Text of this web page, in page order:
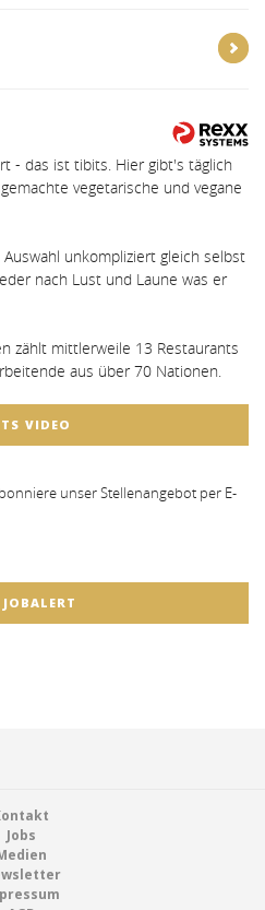
- das ist tibits. Hier gibt's täglich
vegetarische und vegane
unkompliziert gleich selbst
nach Lust und Laune was er
zählt mittlerweile 13 Restaurants
aus über 70 Nationen.
VIDEO
unser Stellenangebot per E-
Jobs